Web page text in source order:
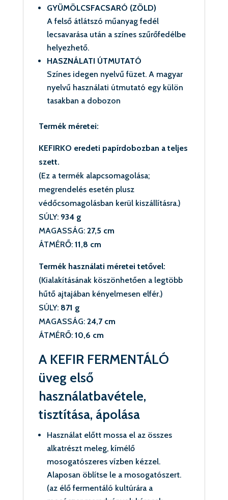
GYÜMÖLCSFACSARÓ (ZÖLD)
A felső átlátszó műanyag fedél
lecsavarása után a színes szűrőfedélbe
helyezhető.
HASZNÁLATI ÚTMUTATÓ
Színes idegen nyelvű füzet. A magyar
nyelvű használati útmutató egy külön
tasakban a dobozon
Termék méretei:
KEFIRKO eredeti papírdobozban a teljes
szett.
(Ez a termék alapcsomagolása;
megrendelés esetén plusz
védőcsomagolásban kerül kiszállításra.)
SÚLY: 934 g
MAGASSÁG: 27,5 cm
ÁTMÉRŐ: 11,8 cm
Termék használati méretei tetővel:
(Kialakításának köszönhetően a legtöbb
hűtő ajtajában kényelmesen elfér.)
SÚLY: 871 g
MAGASSÁG: 24,7 cm
ÁTMÉRŐ: 10,6 cm
A KEFIR FERMENTÁLÓ
üveg első
használatbavétele,
tisztítása, ápolása
Használat előtt mossa el az összes
alkatrészt meleg, kímélő
mosogatószeres vízben kézzel.
Alaposan öblítse le a mosogatószert.
(az élő fermentáló kultúrára a